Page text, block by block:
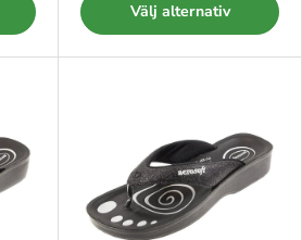
Välj alternativ